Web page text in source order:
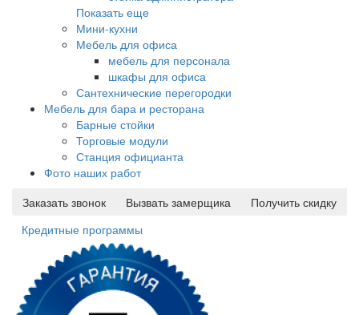
Показать еще
Мини-кухни
Мебель для офиса
мебель для персонала
шкафы для офиса
Сантехнические перегородки
Мебель для бара и ресторана
Барные стойки
Торговые модули
Станция официанта
Фото наших работ
Заказать звонок
Вызвать замерщика
Получить скидку
Кредитные программы